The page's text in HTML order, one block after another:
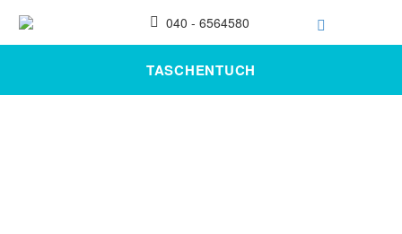
040 - 6564580
TASCHENTUCH